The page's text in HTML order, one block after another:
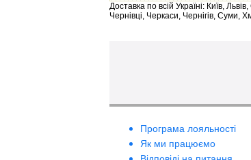
Доставка по всій Україні: Київ,
Чернівці, Черкаси, Чернігів, Суми,
Програма лояльності
Як ми працюємо